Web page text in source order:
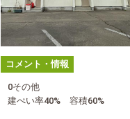
コメント・情報
0その他
建ぺい率40% 容積60%